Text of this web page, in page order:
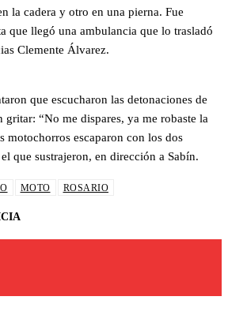
la cadera y otro en una pierna. Fue
que llegó una ambulancia que lo trasladó
Clemente Álvarez.
que escucharon las detonaciones de
“No me dispares, ya me robaste la
motochorros escaparon con los dos
que sustrajeron, en dirección a Sabín.
MOTO ROSARIO